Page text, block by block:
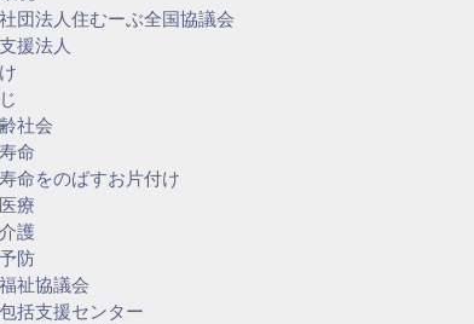
団法人住むーぶ全国協議会
援法人
社会
命
命をのばすお片付け
療
護
防
祉協議会
括支援センター